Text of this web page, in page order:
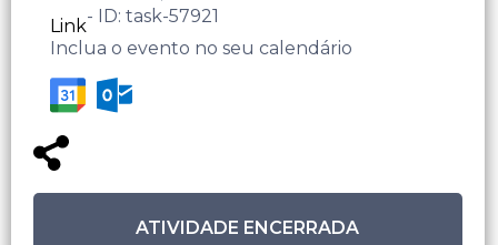
Link- ID: task-57921
Inclua o evento no seu calendário
ATIVIDADE ENCERRADA